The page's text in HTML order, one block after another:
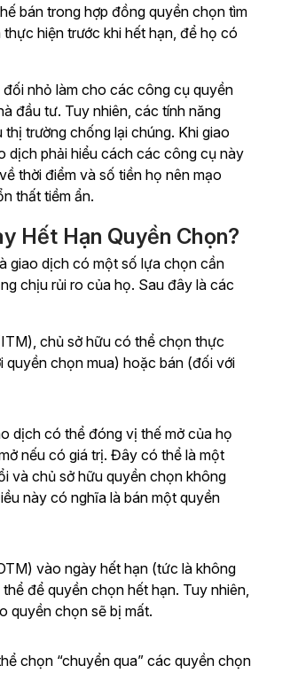
bán trong hợp đồng quyền chọn tìm
hiện trước khi hết hạn, để họ có
đối nhỏ làm cho các công cụ quyền
đầu tư. Tuy nhiên, các tính năng
trường chống lại chúng. Khi giao
dịch phải hiểu cách các công cụ này
thời điểm và số tiền họ nên mạo
thất tiềm ẩn.
Hết Hạn Quyền Chọn?
giao dịch có một số lựa chọn cần
chịu rủi ro của họ. Sau đây là các
chủ sở hữu có thể chọn thực
chọn mua) hoặc bán (đối với
dịch có thể đóng vị thế mở của họ
nếu có giá trị. Đây có thể là một
và chủ sở hữu quyền chọn không
này có nghĩa là bán một quyền
vào ngày hết hạn (tức là không
để quyền chọn hết hạn. Tuy nhiên,
quyền chọn sẽ bị mất.
chọn “chuyển qua” các quyền chọn